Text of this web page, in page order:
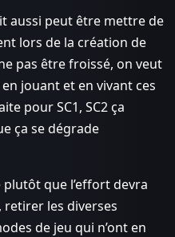
aussi peut être mettre de
lors de la création de
pas être froissé, on veut
jouant et en vivant ces
pour SC1, SC2 ça
ça se dégrade
plutôt que l’effort devra
retirer les diverses
de jeu qui n’ont en